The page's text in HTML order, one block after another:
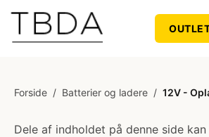
Forside / Batterier og ladere / 12V -
Dele af indholdet på denne side